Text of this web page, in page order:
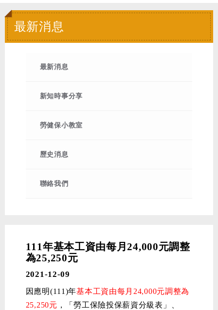
武陵深秋賞楓2天1夜度假之旅!!
2026-05-13會員福利：115/06/06 (六)自行車
2026-04-28115年五一勞動節連假公告
2026-02-23115年228和平紀念日連假公告
2026-01-16【115年度自強旅遊活動】阿里山
2025-12-23115年健保署覈實113年健保投保身
最新消息
最新消息
新知時事分享
勞健保小教室
歷史消息
聯絡我們
111年基本工資由每月24,000元調整
為25,250元
2021-12-09
因應明(111)年基本工資由每月24,000元調整為
25,250元 ，「勞工保險投保薪資分級表」、